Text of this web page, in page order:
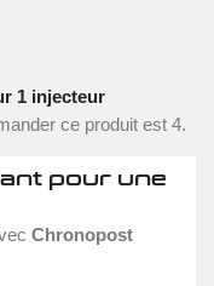
1 injecteur
ce produit est 4.
pour une
Chronopost